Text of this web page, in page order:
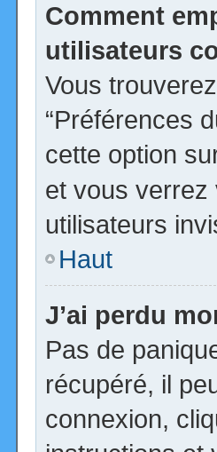
Comment
utilisateurs
Vous
“Préférences
cette option
et vous verrez
utilisateurs
Haut
J’ai perdu
Pas de
récupéré, il
connexion,